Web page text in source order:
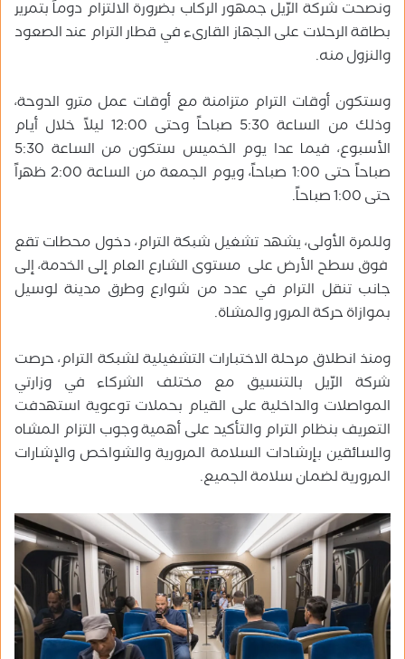
ونصحت شركة الرّيل جمهور الركاب بضرورة الالتزام دوماً بتمرير
بطاقة الرحلات على الجهاز القارىء في قطار الترام عند الصعود
والنزول منه.
وستكون أوقات الترام متزامنة مع أوقات عمل مترو الدوحة،
وذلك من الساعة 5:30 صباحاً وحتى 12:00 ليلاً خلال أيام
الأسبوع، فيما عدا يوم الخميس ستكون من الساعة 5:30
صباحاً حتى 1:00 صباحاً، ويوم الجمعة من الساعة 2:00 ظهراً
حتى 1:00 صباحاً.
وللمرة الأولى، يشهد تشغيل شبكة الترام، دخول محطات تقع
فوق سطح الأرض على مستوى الشارع العام إلى الخدمة، إلى
جانب تنقل الترام في عدد من شوارع وطرق مدينة لوسيل
بموازاة حركة المرور والمشاة.
ومنذ انطلاق مرحلة الاختبارات التشغيلية لشبكة الترام، حرصت
شركة الرّيل بالتنسيق مع مختلف الشركاء في وزارتي
المواصلات والداخلية على القيام بحملات توعوية استهدفت
التعريف بنظام الترام والتأكيد على أهمية وجوب التزام المشاه
والسائقين بإرشادات السلامة المرورية والشواخص والإشارات
المرورية لضمان سلامة الجميع.